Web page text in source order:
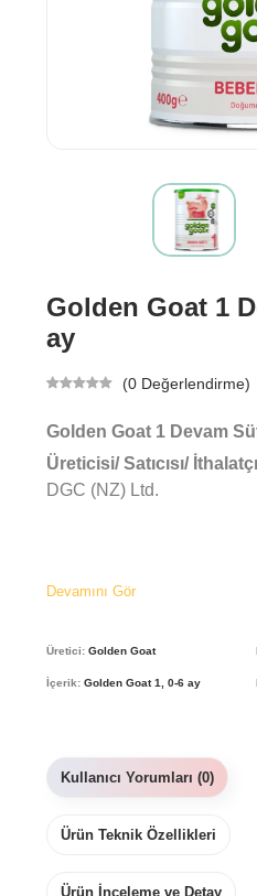
Golden Goat 1
ay
(0 Değerlendirme)
Golden Goat 1 Devam
Üreticisi/ Satıcısı/
DGC (NZ) Ltd.
İçerisinde folik asit ve
Golden Goat 1 içeriğinde
oluşmasını engeller.
sütünden ayrıştırılmadan
protein yapısı küçüktür ve
Devamını Gör
Üretici: Golden Goat
İçerik: Golden Goat 1, 0-6 ay
Kullanıcı Yorumları (0)
Ürün Teknik Özellikleri
Ürün İnceleme ve Detay